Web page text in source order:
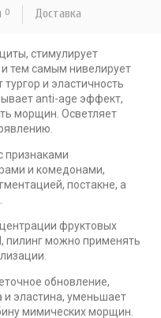
0 Доставка
стимулирует
тем самым нивелирует
и эластичность
anti-age эффект,
морщин. Осветляет
признаками
и комедонами,
постакне, а
фруктовых
пилинг можно применять
обновление,
и эластина, уменьшает
мимических морщин.